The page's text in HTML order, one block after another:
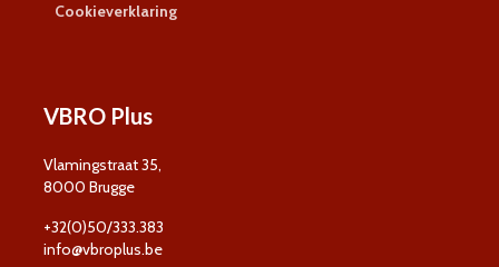
Cookieverklaring
VBRO Plus
Vlamingstraat 35,
8000 Brugge
+32(0)50/333.383
info@vbroplus.be